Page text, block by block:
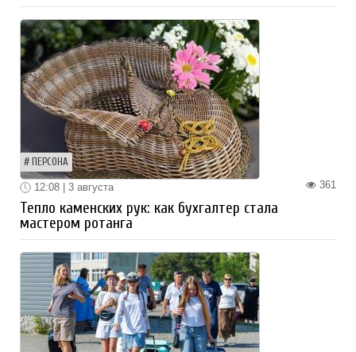
ПЕРСОНА
361
12:08 | 3 августа
Тепло каменских рук: как бухгалтер стала
мастером ротанга